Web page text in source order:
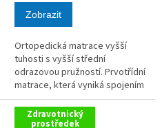
Zobrazit
Ortopedická matrace vyšší
tuhosti s vyšší střední
odrazovou pružností. Prvotřídní
matrace, která vyniká spojením
pružnosti, paměťového efektu
a mimořádného komfortu.
Zdravotnický
prostředek